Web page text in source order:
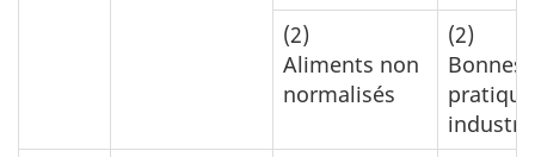
(2)
Aliments non
normalisés
(2)
Bonnes